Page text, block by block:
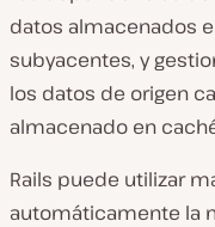
datos almacenados
subyacentes, y
los datos de origen
almacenado en
Rails puede utilizar
automáticamente la